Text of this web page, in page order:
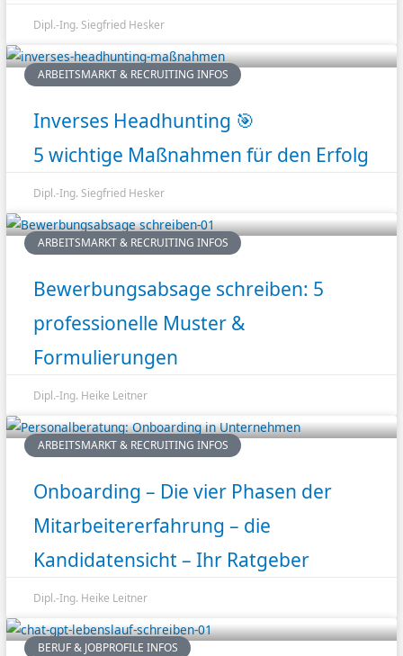
Dipl.-Ing. Siegfried Hesker
ARBEITSMARKT & RECRUITING INFOS
Inverses Headhunting 🎯
5 wichtige Maßnahmen für den Erfolg
Dipl.-Ing. Siegfried Hesker
ARBEITSMARKT & RECRUITING INFOS
Bewerbungsabsage schreiben: 5
professionelle Muster &
Formulierungen
Dipl.-Ing. Heike Leitner
ARBEITSMARKT & RECRUITING INFOS
Onboarding – Die vier Phasen der
Mitarbeitererfahrung – die
Kandidatensicht – Ihr Ratgeber
Dipl.-Ing. Heike Leitner
BERUF & JOBPROFILE INFOS